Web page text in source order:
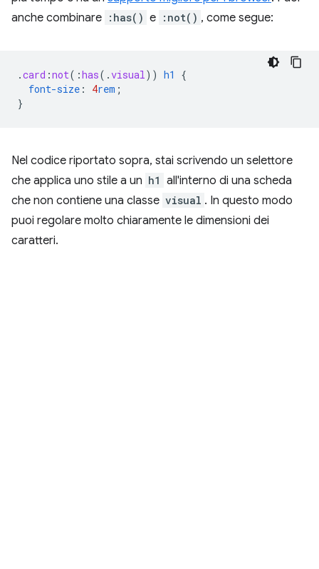
anche combinare :has() e :not() , come segue:
.card :not( :has( .visual)) h1
{
font-size : 4rem ;
}
Nel codice riportato sopra, stai scrivendo un selettore
che applica uno stile a un h1 all'interno di una scheda
che non contiene una classe visual . In questo modo
puoi regolare molto chiaramente le dimensioni dei
caratteri.